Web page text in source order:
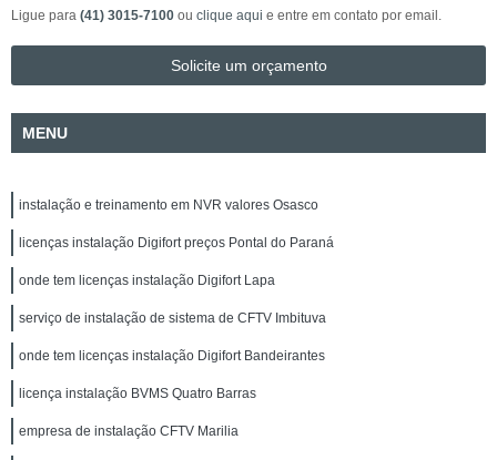
Ligue para (41) 3015-7100 ou clique aqui e entre em contato por email.
Solicite um orçamento
MENU
instalação e treinamento em NVR valores Osasco
licenças instalação Digifort preços Pontal do Paraná
onde tem licenças instalação Digifort Lapa
serviço de instalação de sistema de CFTV Imbituva
onde tem licenças instalação Digifort Bandeirantes
licença instalação BVMS Quatro Barras
empresa de instalação CFTV Marilia